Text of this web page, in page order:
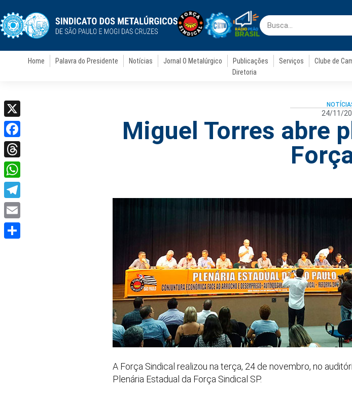
Home Palavra do Presidente Notícias Jornal O Metalúrgico Publicações Serviços Clube de
Diretoria
24/11/
Miguel Torres abre
A Força Sindical realizou na terça, 24 de novembro, no
Plenária Estadual da Força Sindical SP.
X
Facebook
Threads
WhatsApp
Telegram
Email